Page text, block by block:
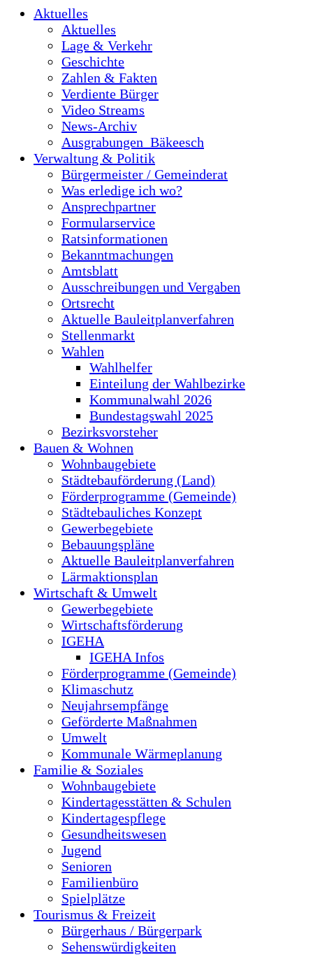
Aktuelles
Aktuelles
Lage & Verkehr
Geschichte
Zahlen & Fakten
Verdiente Bürger
Video Streams
News-Archiv
Ausgrabungen_Bäkeesch
Verwaltung & Politik
Bürgermeister / Gemeinderat
Was erledige ich wo?
Ansprechpartner
Formularservice
Ratsinformationen
Bekanntmachungen
Amtsblatt
Ausschreibungen und Vergaben
Ortsrecht
Aktuelle Bauleitplanverfahren
Stellenmarkt
Wahlen
Wahlhelfer
Einteilung der Wahlbezirke
Kommunalwahl 2026
Bundestagswahl 2025
Bezirksvorsteher
Bauen & Wohnen
Wohnbaugebiete
Städtebauförderung (Land)
Förderprogramme (Gemeinde)
Städtebauliches Konzept
Gewerbegebiete
Bebauungspläne
Aktuelle Bauleitplanverfahren
Lärmaktionsplan
Wirtschaft & Umwelt
Gewerbegebiete
Wirtschaftsförderung
IGEHA
IGEHA Infos
Förderprogramme (Gemeinde)
Klimaschutz
Neujahrsempfänge
Geförderte Maßnahmen
Umwelt
Kommunale Wärmeplanung
Familie & Soziales
Wohnbaugebiete
Kindertagesstätten & Schulen
Kindertagespflege
Gesundheitswesen
Jugend
Senioren
Familienbüro
Spielplätze
Tourismus & Freizeit
Bürgerhaus / Bürgerpark
Sehenswürdigkeiten